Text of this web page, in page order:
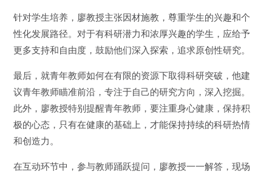
针对学生培养，廖教授主张因材施教，尊重学生的兴趣和个
性化发展路径。对于有科研潜力和浓厚兴趣的学生，应给予
更多支持和自由度，鼓励他们深入探索，追求原创性研究。
最后，就青年教师如何在有限的资源下取得科研突破，他建
议青年教师瞄准前沿，专注于自己的研究方向，深入挖掘。
此外，廖教授特别提醒青年教师，要注重身心健康，保持积
极的心态，只有在健康的基础上，才能保持持续的科研热情
和创造力。
在互动环节中，参与教师踊跃提问，廖教授一一解答，现场